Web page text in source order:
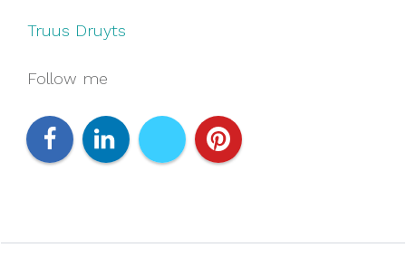
Truus Druyts
Follow me